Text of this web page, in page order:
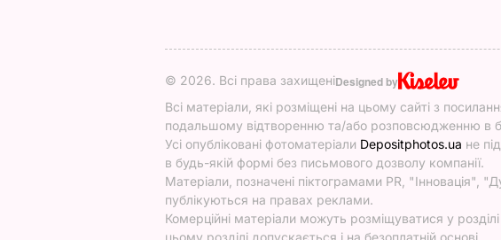
© 2026. Всі права захищеніDesigned by
Всі матеріали, які розміщені на цьому сайті з
подальшому відтворенню та/або розповсюдженню в
Усі опубліковані фотоматеріали Depositphotos.ua не
в будь-якій формі без письмового дозволу компанії.
Матеріали, позначені піктограмами PR,
публікуються на правах реклами.
Комерційні матеріали можуть розміщуватися у
цьому розділі допускається і на безоплатній основі.